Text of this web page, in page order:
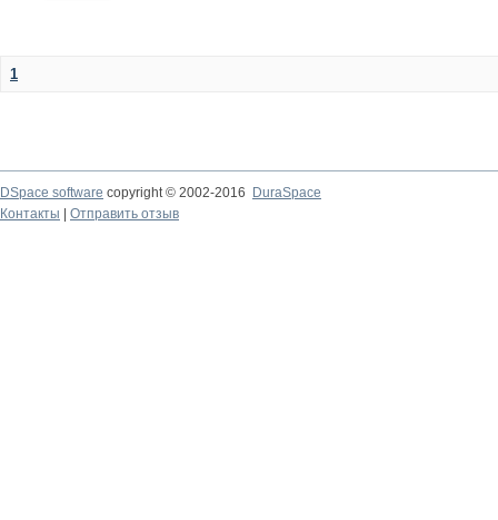
1
DSpace software copyright © 2002-2016
DuraSpace
Контакты
Отправить отзыв